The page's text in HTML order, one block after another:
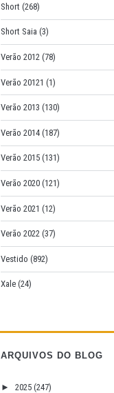
Short (268)
Short Saia (3)
Verão 2012 (78)
Verão 20121 (1)
Verão 2013 (130)
Verão 2014 (187)
Verão 2015 (131)
Verão 2020 (121)
Verão 2021 (12)
Verão 2022 (37)
Vestido (892)
Xale (24)
ARQUIVOS DO BLOG
► 2025 (247)